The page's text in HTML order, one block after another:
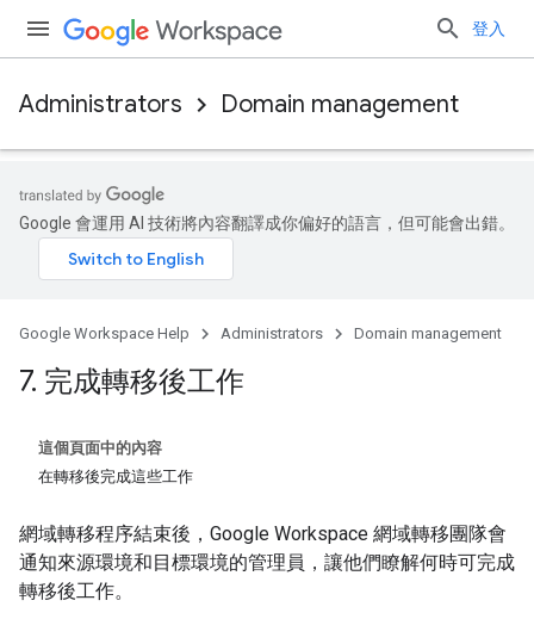
登入
Administrators Domain management
Google 會運用 AI 技術將內容翻譯成你偏好的語言，但可能會出錯。
Google Workspace Help Administrators Domain management
7. 完成轉移後工作
這個頁面中的內容
在轉移後完成這些工作
網域轉移程序結束後，Google Workspace 網域轉移團隊會
通知來源環境和目標環境的管理員，讓他們瞭解何時可完成
轉移後工作。